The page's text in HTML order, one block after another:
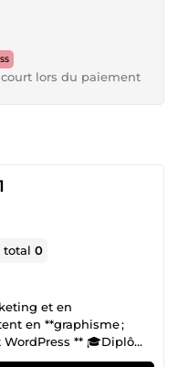
lors du paiement
total0
et en
en **graphisme ;
WordPress ** 🎓Diplômé
** ☎️ Disponible